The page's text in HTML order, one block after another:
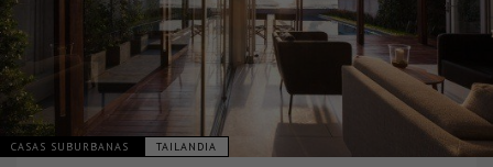
CASAS SUBURBANAS TAILANDIA